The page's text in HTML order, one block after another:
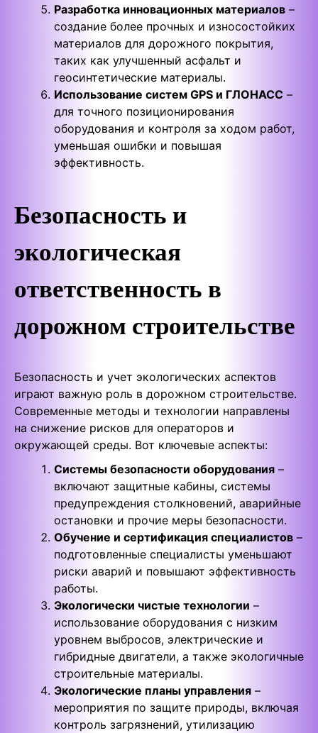
Разработка инновационных материалов –
создание более прочных и износостойких
материалов для дорожного покрытия,
таких как улучшенный асфальт и
геосинтетические материалы.
Использование систем GPS и ГЛОНАСС –
для точного позиционирования
оборудования и контроля за ходом работ,
уменьшая ошибки и повышая
эффективность.
Безопасность и
экологическая
ответственность в
дорожном строительстве
Безопасность и учет экологических аспектов
играют важную роль в дорожном строительстве.
Современные методы и технологии направлены
на снижение рисков для операторов и
окружающей среды. Вот ключевые аспекты:
Системы безопасности оборудования –
включают защитные кабины, системы
предупреждения столкновений, аварийные
остановки и прочие меры безопасности.
Обучение и сертификация специалистов –
подготовленные специалисты уменьшают
риски аварий и повышают эффективность
работы.
Экологически чистые технологии –
использование оборудования с низким
уровнем выбросов, электрические и
гибридные двигатели, а также экологичные
строительные материалы.
Экологические планы управления –
мероприятия по защите природы, включая
контроль загрязнений, утилизацию